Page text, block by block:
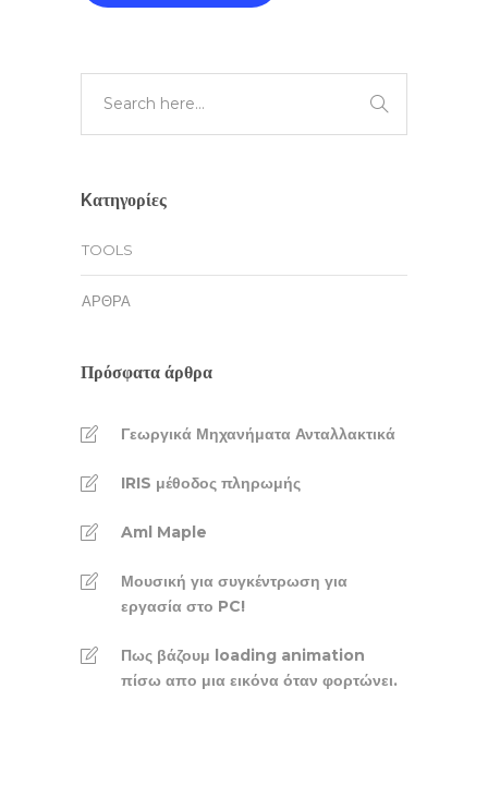
Kατηγορίες
TOOLS
ΆΡΘΡΑ
Πρόσφατα άρθρα
Γεωργικά Μηχανήματα Ανταλλακτικά
IRIS μέθοδος πληρωμής
Aml Maple
Μουσική για συγκέντρωση για
εργασία στο PC!
Πως βάζουμ loading animation
πίσω απο μια εικόνα όταν φορτώνει.